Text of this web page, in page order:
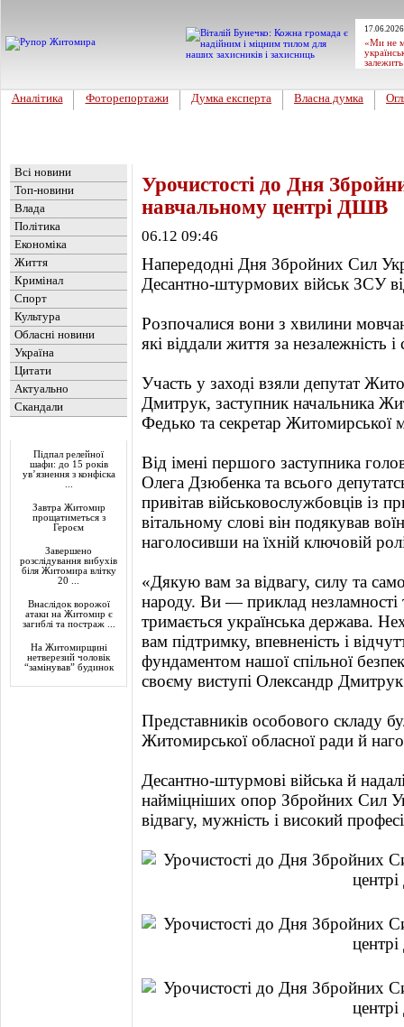
«Ми не
Аналітика Фоторепортажи Думка експерта Власна думка
Всі новини
Топ-новини
Влада
Політика
Економіка
Життя
Кримінал
Спорт
Культура
Обласні новини
Україна
Цитати
Актуально
Скандали
Підпал релейної
шафи: до 15 років
ув’язнення з конфіска
Завтра Житомир
прощатиметься з
Героєм
Завершено
розслідування вибухів
біля Житомира влітку
20 ...
Внаслідок ворожої
атаки на Житомир є
загиблі та постраж ...
На Житомирщині
нетверезий чоловік
“замінував” будинок
Урочистості до Дня
навчальному центрі ДШВ
06.12 09:46
Напередодні Дня Збройних Сил
Десантно-штурмових військ ЗСУ
Розпочалися вони з хвилини
які віддали життя за незалежність
Участь у заході взяли депутат
Дмитрук, заступник начальника
Федько та секретар Житомирської
Від імені першого заступника
Олега Дзюбенка та всього
привітав військовослужбовців із
вітальному слові він подякував
наголосивши на їхній ключовій
«Дякую вам за відвагу, силу та
народу. Ви — приклад незламності
тримається українська держава.
вам підтримку, впевненість і
фундаментом нашої спільної
своєму виступі Олександр
Представників особового складу
Житомирської обласної ради й
Десантно-штурмові війська й
найміцніших опор Збройних Сил
відвагу, мужність і високий